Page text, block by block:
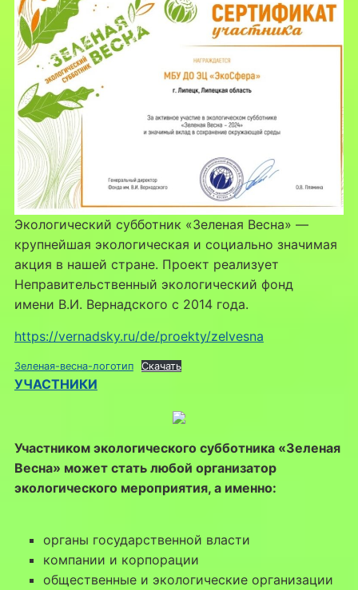
Экологический субботник «Зеленая Весна» —
крупнейшая экологическая и социально значимая
акция в нашей стране. Проект реализует
Неправительственный экологический фонд
имени В.И. Вернадского с 2014 года.
https://vernadsky.ru/de/proekty/zelvesna
Зеленая-весна-логотип Скачать
УЧАСТНИКИ
Участником экологического субботника «Зеленая
Весна» может стать любой организатор
экологического мероприятия, а именно:
органы государственной власти
компании и корпорации
общественные и экологические организации